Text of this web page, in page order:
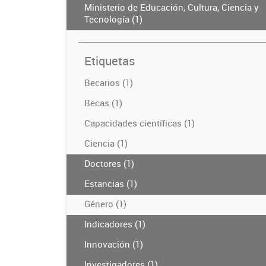
Ministerio de Educación, Cultura, Ciencia y
Tecnología (1)
Etiquetas
Becarios (1)
Becas (1)
Capacidades científicas (1)
Ciencia (1)
Doctores (1)
Estancias (1)
Género (1)
Indicadores (1)
Innovación (1)